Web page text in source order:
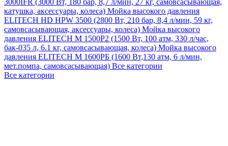
3000IFR (3000 Вт, 180 бар, 8,7 л/мин, 27 кг, самовсасывающая,
катушка, аксессуары, колеса) Мойка высокого давления
ELITECH HD HPW 3500 (2800 Вт, 210 бар, 8,4 л/мин, 59 кг,
самовсасывающая, аксессуары, колеса) Мойка высокого
давления ELITECH M 1500P2 (1500 Вт, 100 атм, 330 л/час,
бак-035 л, 6.1 кг, самовсасывающая, колеса) Мойка высокого
давления ELITECH М 1600РБ (1600 Вт,130 атм, 6 л/мин,
мет.помпа, самовсасывающая) Все категории
Все категории